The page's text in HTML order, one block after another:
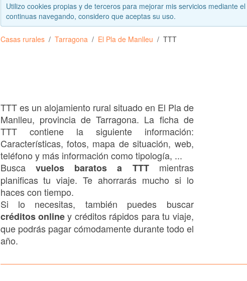
Utilizo cookies propias y de terceros para mejorar mis servicios mediante
continuas navegando, considero que aceptas su uso.
Casas rurales Tarragona El Pla de Manlleu TTT
TTT es un alojamiento rural situado en El Pla de
Manlleu, provincia de Tarragona. La ficha de
TTT contiene la siguiente información:
Características, fotos, mapa de situación, web,
teléfono y más información como tipología, ...
Busca vuelos baratos a TTTmientras
planificas tu viaje. Te ahorrarás mucho si lo
haces con tiempo.
Si lo necesitas, también puedes buscar
créditos onliney créditos rápidos para tu viaje,
que podrás pagar cómodamente durante todo el
año.